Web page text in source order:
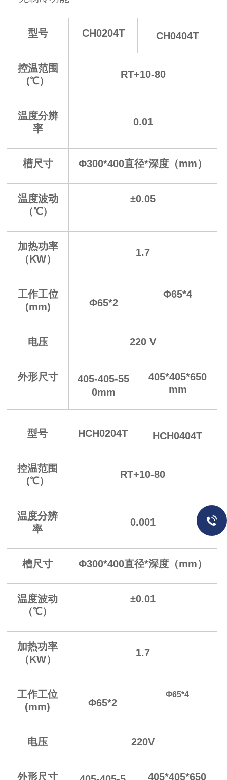
型号 CH0204T CH0404T
控温范围
(℃）
RT+10-80
温度分辨
率
0.01
槽尺寸 Φ300*400直径*深度（mm）
温度波动
（℃）
±0.05
加热功率
（KW）
1.7
工作工位
(mm)
Φ65*2
Φ65*4
电压 220 V
外形尺寸
405-405-55
0mm
405*405*650
mm
型号 HCH0204T HCH0404T
控温范围
(℃）
RT+10-80
温度分辨
率
0.001
槽尺寸 Φ300*400直径*深度（mm）
温度波动
（℃）
±0.01
加热功率
（KW）
1.7
工作工位
(mm)
Φ65*2
Φ65*4
电压 220V
外形尺寸
405*405*650